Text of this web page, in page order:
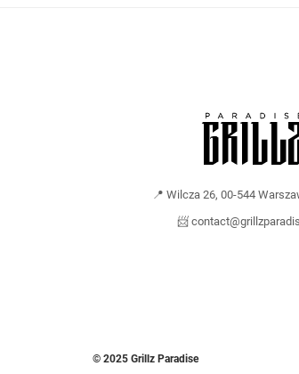
📍 Wilcza 26, 00-544
📨
© 2025 Grillz Paradise